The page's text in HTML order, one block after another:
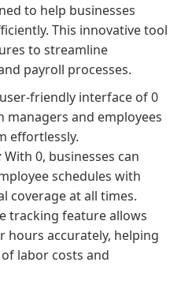
to help businesses
This innovative tool
to streamline
payroll processes.
friendly interface of 0
managers and employees
effortlessly.
With 0, businesses can
schedules with
coverage at all times.
tracking feature allows
hours accurately, helping
labor costs and